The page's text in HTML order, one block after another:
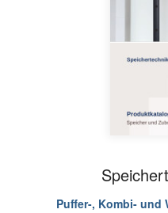
Puffer-, Kombi- und